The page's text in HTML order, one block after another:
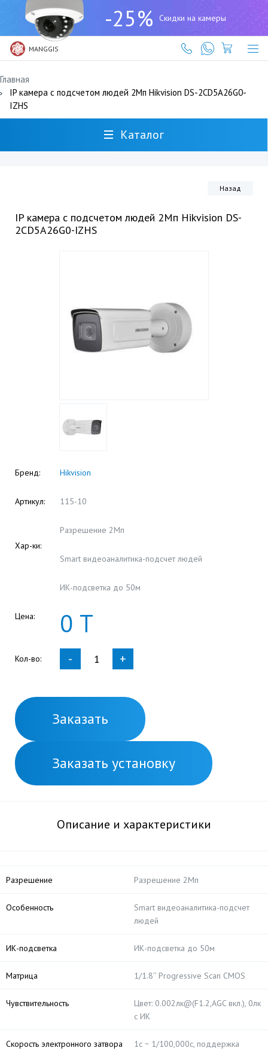
-25% Скидки на камеры
MANGGIS
(727)
317-
61-
61
Главная
IP камера с подсчетом людей 2Мп Hikvision DS-2CD5A26G0-
IZHS
Каталог
Назад
IP камера с подсчетом людей 2Мп Hikvision DS-
2CD5A26G0-IZHS
Бренд: Hikvision
Артикул: 115-10
Хар-ки:
Разрешение 2Мп
Smart видеоаналитика-подсчет людей
ИК-подсветка до 50м
Цена: 0 Т
Кол-во: - +
Заказать
Заказать установку
Описание и характеристики
Разрешение Разрешение 2Мп
Особенность
Smart видеоаналитика-подсчет
людей
ИК-подсветка ИК-подсветка до 50м
Матрица 1/1.8’’ Progressive Scan CMOS
Чувствительность
Цвет: 0.002лк@(F1.2,AGC вкл.), 0лк
с ИК
Скорость электронного затвора
1с ~ 1/100,000с, поддержка